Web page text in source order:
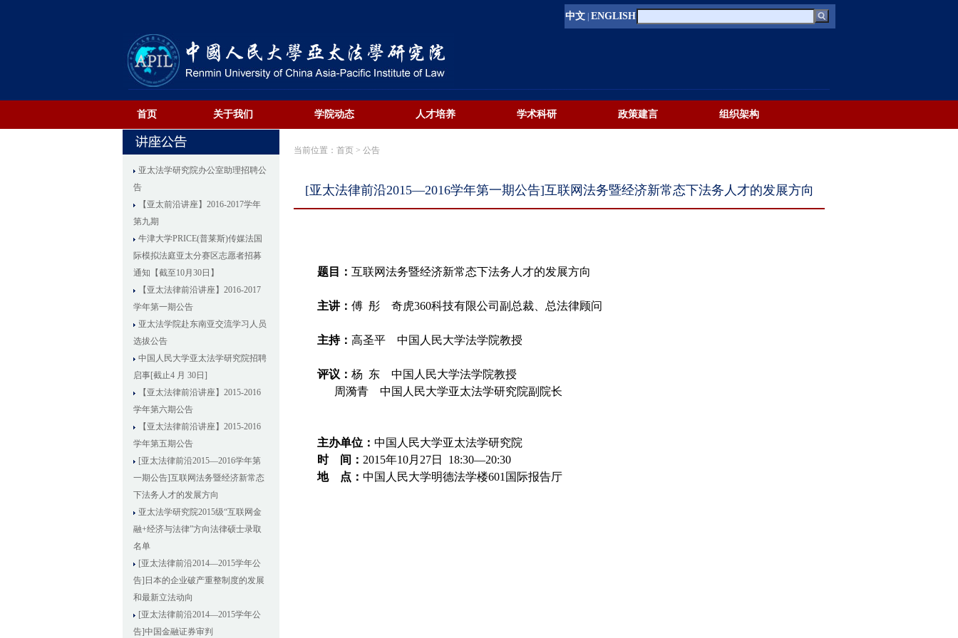
中文 ENGLISH
首页 关于我们 学院动态 人才培养 学术科研 政策建言 组织架构
亚太法学研究院办公室助理招聘公
告
【亚太前沿讲座】2016-2017学年
第九期
牛津大学PRICE(普莱斯)传媒法国
际模拟法庭亚太分赛区志愿者招募
通知【截至10月30日】
【亚太法律前沿讲座】2016-2017
学年第一期公告
亚太法学院赴东南亚交流学习人员
选拔公告
中国人民大学亚太法学研究院招聘
启事[截止4 月 30日]
【亚太法律前沿讲座】2015-2016
学年第六期公告
【亚太法律前沿讲座】2015-2016
学年第五期公告
[亚太法律前沿2015—2016学年第
一期公告]互联网法务暨经济新常态
下法务人才的发展方向
亚太法学研究院2015级“互联网金
融+经济与法律”方向法律硕士录取
名单
[亚太法律前沿2014—2015学年公
告]日本的企业破产重整制度的发展
和最新立法动向
[亚太法律前沿2014—2015学年公
告]中国金融证券审判
当前位置：首页 > 公告
[亚太法律前沿2015—2016学年第一期公告]互联网法务暨经济新常态下法务人才的发展方向
题目： 互联网法务暨经济新常态下法务人才的发展方向
主讲： 傅 彤 奇虎360科技有限公司副总裁、总法律顾问
主持： 高圣平 中国人民大学法学院教授
评议： 杨 东
中国人民大学法学院教授
周漪青
中国人民大学亚太法学研究院副院长
主办单位： 中国人民大学亚太法学研究院
时
间： 2015年10月 27日 18:30—20:30
地
点： 中国人民大学明德法学楼601 国际报告厅